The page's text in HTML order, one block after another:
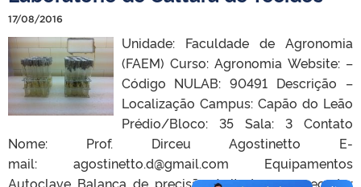
17/08/2016
Unidade: Faculdade de Agronomia
(FAEM) Curso: Agronomia Website: –
Código NULAB: 90491 Descrição –
Localização Campus: Capão do Leão
Prédio/Bloco: 35 Sala: 3 Contato
Nome: Prof. Dirceu Agostinetto E-
mail: agostinetto.d@gmail.com Equipamentos
Autoclave Balança de precisão Agitador e aquecedor